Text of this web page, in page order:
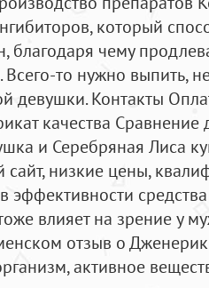
который
благодаря чему
то нужно выпить,
девушки. Контакты
качества
и Серебряная Лиса
сайт, низкие цены,
эффективности
влияет на зрение у
отзыв о
активное